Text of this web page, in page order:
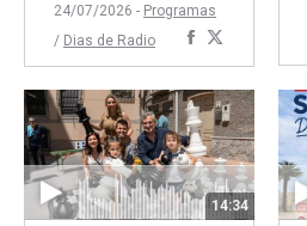
24/07/2026 - Programas
/ Dias de Radio
Compartir
con
Facebook
con
Twitter
14:34